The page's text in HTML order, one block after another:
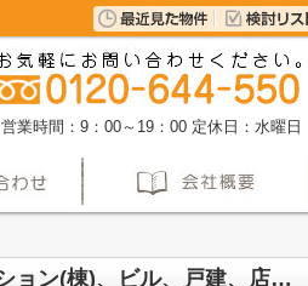
営業時間：9：00～19：00 定休日：水曜日
名古屋市東区筒井 マンション、戸建、土地、投資マンション、アパート(棟)、マンション(棟)、ビル、戸建、店舗事務所、その他、土地一覧